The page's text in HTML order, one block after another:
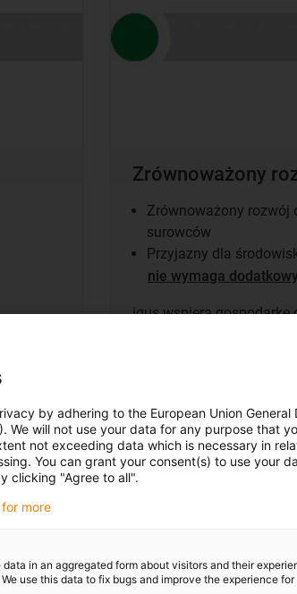
Zrównoważony
Zrównoważony rozwój
surowców
Przyjazny dla
nie wymaga
igus wspiera
by adhering to the European Union General
We will not use your data for any purpose that
not exceeding data which is necessary in
You can grant your consent(s) to use your
clicking "Agree to all".
more
data in an aggregated form about visitors and their
use this data to fix bugs and improve the experience for